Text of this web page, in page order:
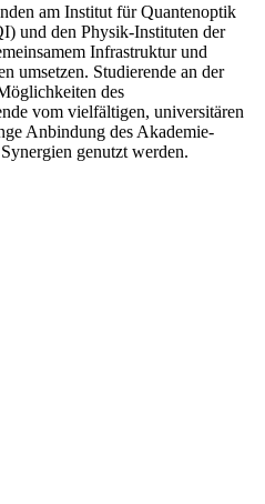
am Institut für Quantenoptik
und den Physik-Instituten der
Infrastruktur und
umsetzen. Studierende an der
des
vom vielfältigen, universitären
Anbindung des Akademie-
genutzt werden.